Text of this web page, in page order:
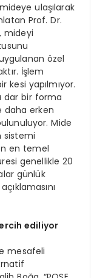
ulaşılarak
Prof. Dr.
mideyi
özel
İşlem
kesi yapılmıyor.
dar bir forma
daha erken
Mide
sistemi
en temel
genellikle 20
günlük
ediliyor
mesafeli